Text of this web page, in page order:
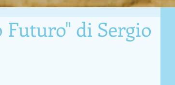
Futuro" di Sergio